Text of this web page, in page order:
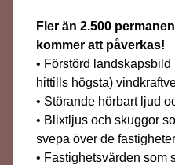
Fler än 2.500
kommer att påverkas!
• Förstörd
hittills högsta)
• Störande hörbart ljud
• Blixtljus och skuggor
svepa över de
• Fastighetsvärden som